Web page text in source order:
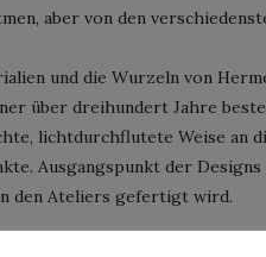
aber von den
und die Wurzeln von
über dreihundert Jahre
lichtdurchflutete Weise an
Ausgangspunkt der
den Ateliers gefertigt wird.